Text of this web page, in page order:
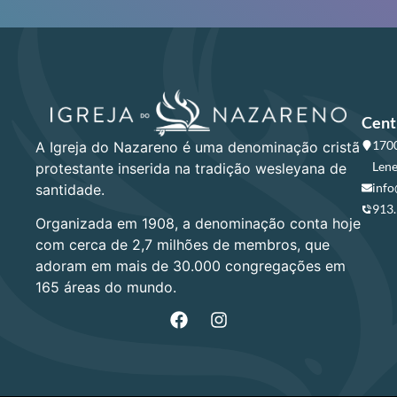
A Igreja do Nazareno é uma denominação cristã
protestante inserida na tradição wesleyana de
santidade.
Organizada em 1908, a denominação conta hoje
com cerca de 2,7 milhões de membros, que
adoram em mais de 30.000 congregações em
165 áreas do mundo.